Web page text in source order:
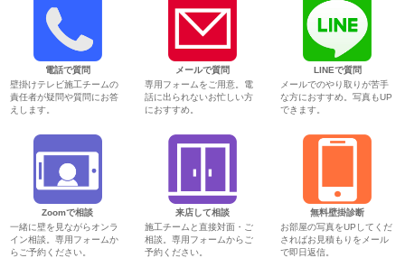
電話で質問
壁掛けテレビ施工チームの
責任者が疑問や質問にお答
えします。
メールで質問
専用フォームをご用意。電
話に出られないお忙しい方
におすすめ。
LINEで質問
メールでのやり取りが苦手
な方におすすめ。写真もUP
できます。
Zoomで相談
一緒に壁を見ながらオンラ
イン相談。専用フォームか
らご予約ください。
来店して相談
施工チームと直接対面・ご
相談。専用フォームからご
予約ください。
無料壁掛診断
お部屋の写真をUPしてくだ
さればお見積もりをメール
で即日返信。